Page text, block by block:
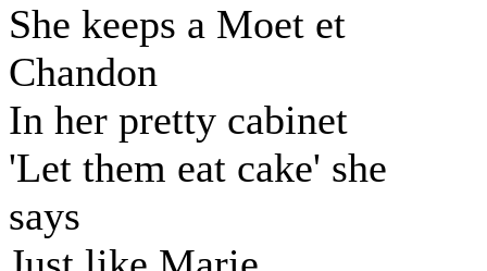
She keeps a Moet et
Chandon
In her pretty cabinet
'Let them eat cake' she
says